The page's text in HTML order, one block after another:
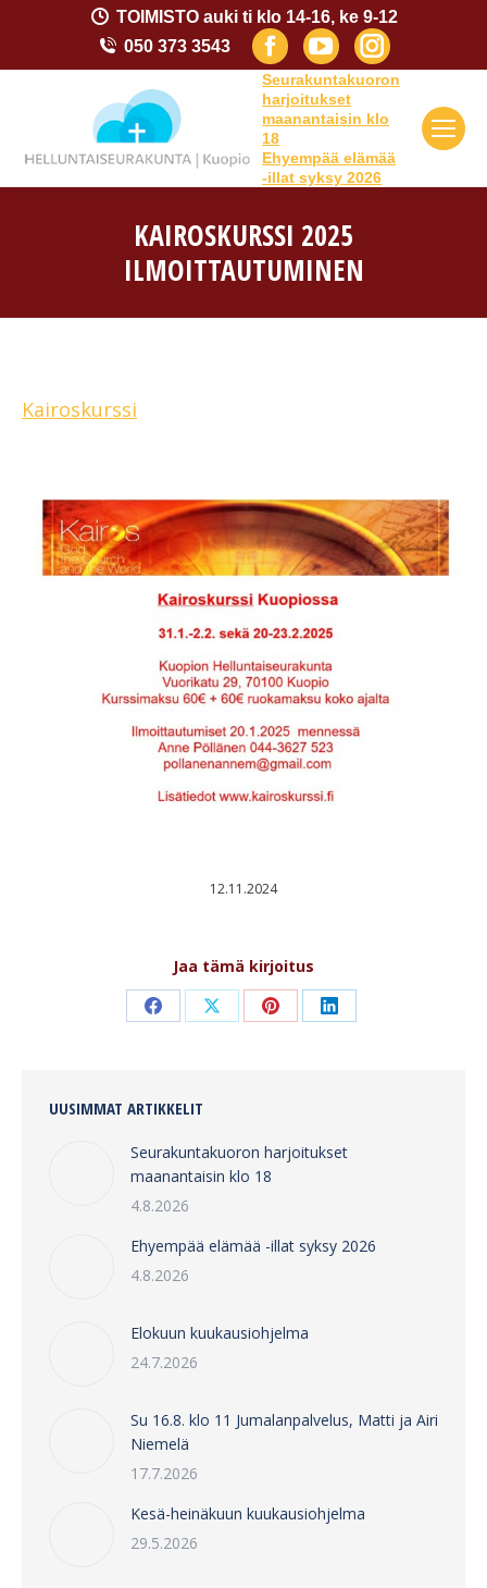
TOIMISTO auki ti klo 14-16, ke 9-12
050 373 3543
Facebook
page
opens
in
new
window
YouTube
page
opens
in
new
window
Instagram
page
opens
in
new
Seurakuntakuoron
harjoitukset
maanantaisin klo
18
Ehyempää elämää
-illat syksy 2026
KAIROSKURSSI 2025
ILMOITTAUTUMINEN
Kairoskurssi
12.11.2024
Jaa tämä kirjoitus
Share Share Share Share
UUSIMMAT ARTIKKELIT
Seurakuntakuoron harjoitukset
maanantaisin klo 18
4.8.2026
Ehyempää elämää -illat syksy 2026
4.8.2026
Elokuun kuukausiohjelma
24.7.2026
Su 16.8. klo 11 Jumalanpalvelus, Matti ja Airi
Niemelä
17.7.2026
Kesä-heinäkuun kuukausiohjelma
29.5.2026